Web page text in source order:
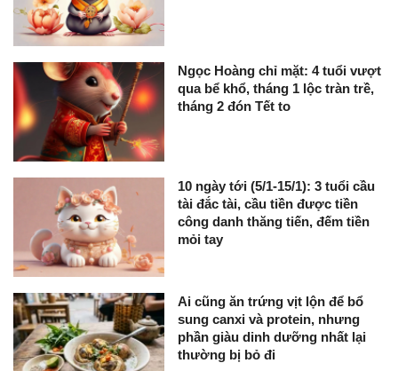
Ngọc Hoàng chỉ mặt: 4 tuổi vượt
qua bể khổ, tháng 1 lộc tràn trề,
tháng 2 đón Tết to
10 ngày tới (5/1-15/1): 3 tuổi cầu
tài đắc tài, cầu tiền được tiền
công danh thăng tiến, đếm tiền
mỏi tay
Ai cũng ăn trứng vịt lộn để bổ
sung canxi và protein, nhưng
phần giàu dinh dưỡng nhất lại
thường bị bỏ đi